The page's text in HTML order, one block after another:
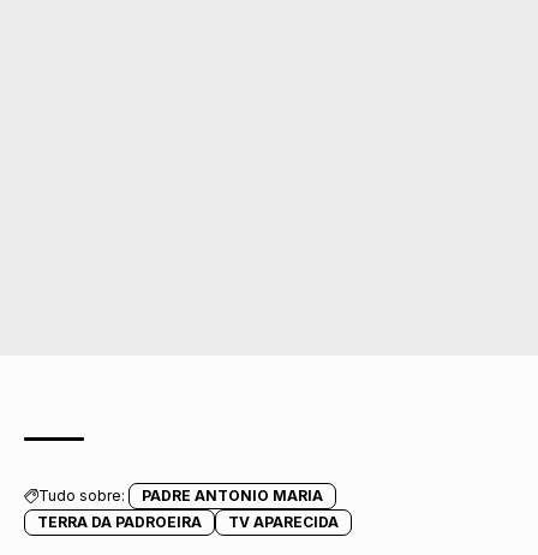
Tudo sobre:
PADRE ANTONIO MARIA
TERRA DA PADROEIRA
TV APARECIDA